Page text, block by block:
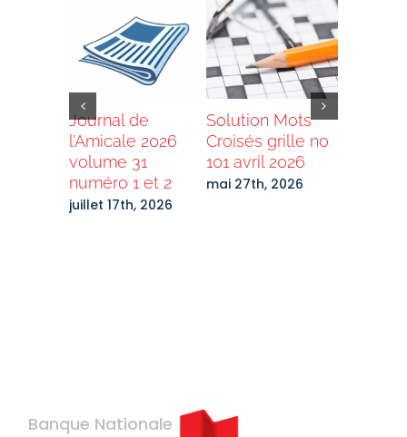
Journal de
l’Amicale 2026
volume 31
numéro 1 et 2
juillet 17th, 2026
Solution Mots
Croisés grille no
101 avril 2026
mai 27th, 2026
Banque Nationale